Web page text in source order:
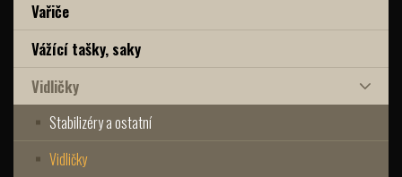
Vařiče
Vážící tašky, saky
Vidličky
Stabilizéry a ostatní
Vidličky